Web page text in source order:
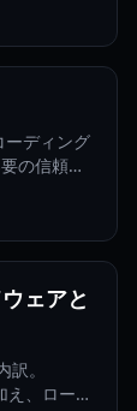
ディング
の信頼性
ェアと
。
、ローカ